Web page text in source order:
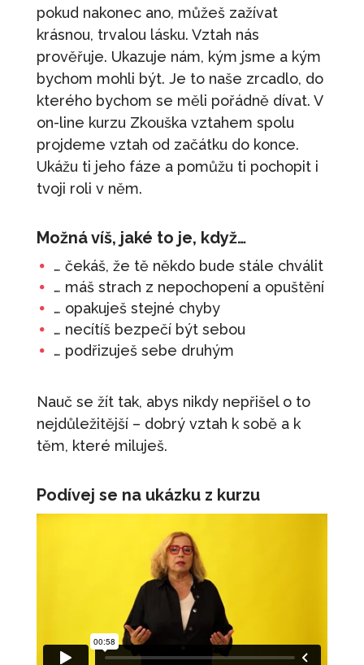
pokud nakonec ano, můžeš zažívat
krásnou, trvalou lásku. Vztah nás
prověřuje. Ukazuje nám, kým jsme a kým
bychom mohli být. Je to naše zrcadlo, do
kterého bychom se měli pořádně dívat. V
on-line kurzu Zkouška vztahem spolu
projdeme vztah od začátku do konce.
Ukážu ti jeho fáze a pomůžu ti pochopit i
tvoji roli v něm.
Možná víš, jaké to je, když…
… čekáš, že tě někdo bude stále chválit
… máš strach z nepochopení a opuštění
… opakuješ stejné chyby
… necítíš bezpečí být sebou
… podřizuješ sebe druhým
Nauč se žít tak, abys nikdy nepřišel o to
nejdůležitější – dobrý vztah k sobě a k
těm, které miluješ.
Podívej se na ukázku z kurzu
Budujte svůj tým - Manažer
4 250 Kč
Meditace pro tělo
350Kč + PŘIDAT
Jak se mít rád (přednáška)
490Kč + PŘIDAT
Používej svůj mozek
Od zlozvyků k dobrozvykům
690 Kč